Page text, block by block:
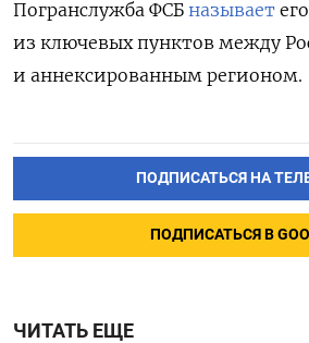
Погранслужба ФСБ называет
из ключевых пунктов между
и аннексированным регионом.
ПОДПИСАТЬСЯ НА
ПОДПИСАТЬСЯ В
ЧИТАТЬ ЕЩЕ